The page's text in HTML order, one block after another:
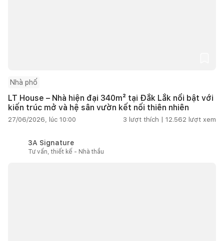
Nhà phố
LT House – Nhà hiện đại 340m² tại Đắk Lắk nổi bật với
kiến trúc mở và hệ sân vườn kết nối thiên nhiên
27/06/2026, lúc 10:00 3 lượt thích | 12.562 lượt xem
3A Signature
Tư vấn, thiết kế - Nhà thầu